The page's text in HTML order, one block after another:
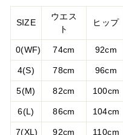
SIZE
ウエス
ト
ヒップ
0(WF) 74cm 92cm
4(S) 78cm 96cm
5(M) 82cm 100cm
6(L) 86cm 104cm
7(XL) 92cm 110cm